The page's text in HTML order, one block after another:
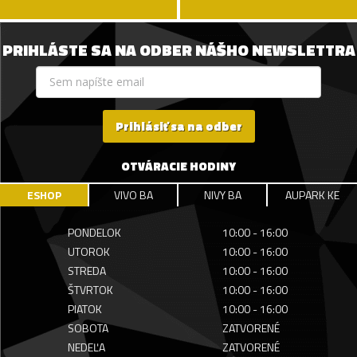
PRIHLÁSTE SA NA ODBER NÁŠHO NEWSLETTRA
Prihlásiť sa na odber
OTVÁRACIE HODINY
ESHOP VIVO BA NIVY BA AUPARK KE
PONDELOK
10:00 - 16:00
UTOROK
10:00 - 16:00
STREDA
10:00 - 16:00
ŠTVRTOK
10:00 - 16:00
PIATOK
10:00 - 16:00
SOBOTA
ZATVORENÉ
NEDEĽA
ZATVORENÉ